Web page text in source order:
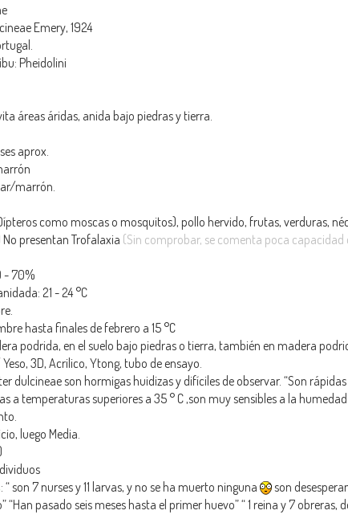
Emery, 1924
Pheidolini
áreas áridas, anida bajo piedras y tierra.
aprox.
marrón.
como moscas o mosquitos), pollo hervido, frutas, verduras,
presentan Trofalaxia (Sin comprobar, se comenta poca
- 70%
21 - 24 °C
hasta finales de febrero a 15 °C
podrida, en el suelo bajo piedras o tierra, también en madera
3D, Acrilico, Ytong, tubo de ensayo.
dulcineae son hormigas huidizas y difíciles de observar. “Son
a temperaturas superiores a 35 ° C ,son muy sensibles a la
luego Media.
: “ son 7 nurses y 11 larvas, y no se ha muerto ninguna
son
pasado seis meses hasta el primer huevo” “ 1 reina y 7 obreras,